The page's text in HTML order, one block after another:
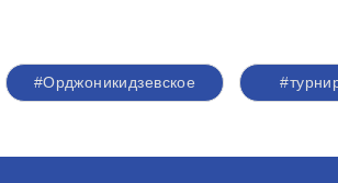
#Орджоникидзевское